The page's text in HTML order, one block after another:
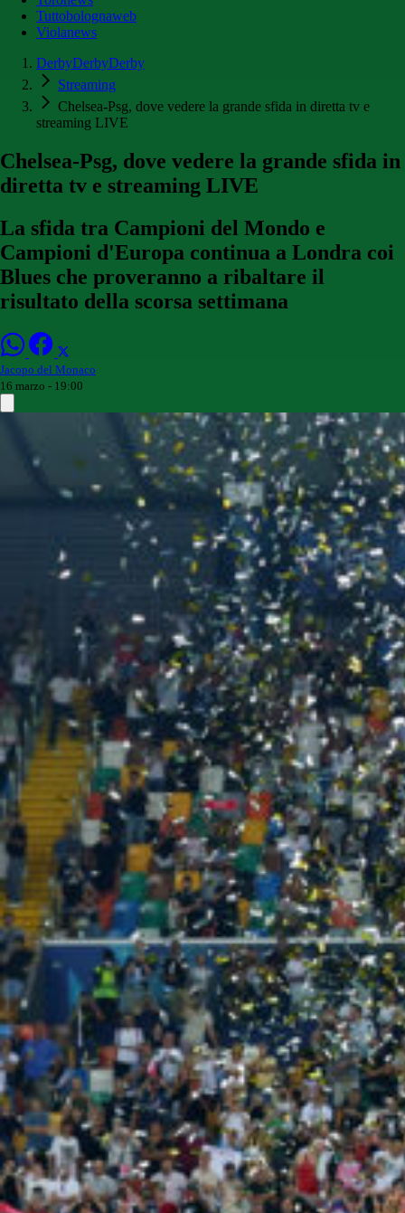
Tuttobolognaweb
Violanews
DerbyDerbyDerby
Streaming
Chelsea-Psg, dove vedere la grande sfida in diretta tv e
streaming LIVE
Chelsea-Psg, dove vedere la grande sfida in
diretta tv e streaming LIVE
La sfida tra Campioni del Mondo e
Campioni d'Europa continua a Londra coi
Blues che proveranno a ribaltare il
risultato della scorsa settimana
Jacopo del Monaco
16 marzo - 19:00